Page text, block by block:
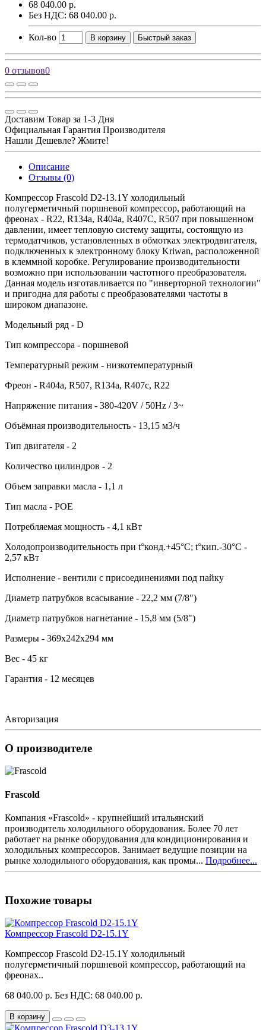
68 040.00 р.
Без НДС: 68 040.00 р.
Кол-во В корзину Быстрый заказ
0 отзывов0
Доставим Товар за 1-3 Дня
Официальная Гарантия Производителя
Нашли Дешевле? Жмите!
Описание
Отзывы (0)
Компрессор Frascold D2-13.1Y холодильный
полугерметичный поршневой компрессор, работающий на
фреонах - R22, R134a, R404a, R407C, R507 при повышенном
давлении, имеет тепловую систему защиты, состоящую из
термодатчиков, установленных в обмотках электродвигателя,
подключенных к электронному блоку Kriwan, расположенной
в клеммной коробке. Регулирование производительности
возможно при использовании частотного преобразователя.
Данная модель изготавливается по "инверторной технологии"
и пригодна для работы с преобразователями частоты в
широком диапазоне.
Модельный ряд - D
Тип компрессора - поршневой
Температурный режим - низкотемпературный
Фреон - R404a, R507, R134a, R407c, R22
Напряжение питания - 380-420V / 50Hz / 3~
Объёмная производительность - 13,15 м3/ч
Тип двигателя - 2
Количество цилиндров - 2
Объем заправки масла - 1,1 л
Тип масла - POE
Потребляемая мощность - 4,1 кВт
Холодопроизводительность при t°конд.+45°С; t°кип.-30°С -
2,57 кВт
Исполнение - вентили с присоединениями под пайку
Диаметр патрубков всасывание - 22,2 мм (7/8")
Диаметр патрубков нагнетание - 15,8 мм (5/8")
Размеры - 369х242х294 мм
Вес - 45 кг
Гарантия - 12 месяцев
Авторизация
О производителе
Frascold
Компания «Frascold» - крупнейший итальянский
производитель холодильного оборудования. Более 70 лет
работает на рынке оборудования для кондиционирования и
холодильных компрессоров. Занимает ведущие позиции на
рынке холодильного оборудования, как промы... Подробнее...
Похожие товары
Компрессор Frascold D2-15.1Y
Компрессор Frascold D2-15.1Y холодильный
полугерметичный поршневой компрессор, работающий на
фреонах..
68 040.00 р. Без НДС: 68 040.00 р.
В корзину